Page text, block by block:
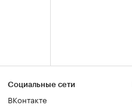
Социальные сети
ВКонтакте